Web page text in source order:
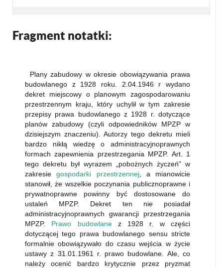
Fragment notatki:
Plany zabudowy w okresie obowiązywania prawa
budowlanego z 1928 roku. 2.04.1946 r wydano
dekret miejscowy o planowym zagospodarowaniu
przestrzennym kraju, który uchylił w tym zakresie
przepisy prawa budowlanego z 1928 r. dotyczące
planów zabudowy (czyli odpowiedników MPZP w
dzisiejszym znaczeniu). Autorzy tego dekretu mieli
bardzo nikłą wiedzę o administracyjnoprawnych
formach zapewnienia przestrzegania MPZP. Art. 1
tego dekretu był wyrazem „pobożnych życzeń” w
zakresiegospodarki przestrzennej, a mianowicie
stanowił, że wszelkie poczynania publicznoprawne i
prywatnoprawne powinny być dostosowane do
ustaleń MPZP. Dekret ten nie posiadał
administracyjnoprawnych gwarancji przestrzegania
MPZP. Prawo budowlanez 1928 r. w części
dotyczącej tego prawa budowlanego sensu stricte
formalnie obowiązywało do czasu wejścia w życie
ustawy z 31.01.1961 r. prawo budowlane. Ale, co
należy ocenić bardzo krytycznie przez pryzmat